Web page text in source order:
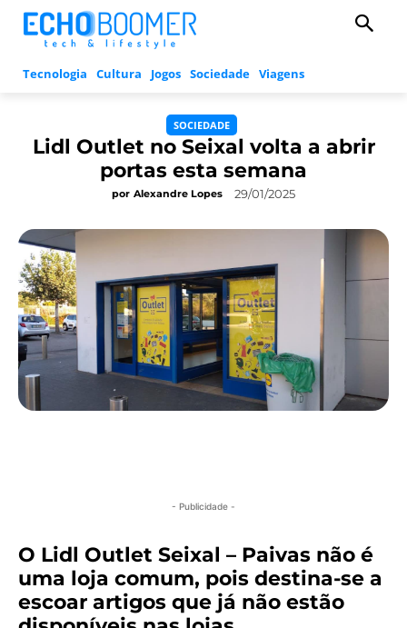
Tecnologia Cultura Jogos Sociedade Viagens
SOCIEDADE
Lidl Outlet no Seixal volta a abrir
portas esta semana
por Alexandre Lopes 29/01/2025
- Publicidade -
O Lidl Outlet Seixal – Paivas não é
uma loja comum, pois destina-se a
escoar artigos que já não estão